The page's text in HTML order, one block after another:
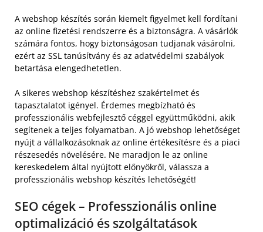
A webshop készítés során kiemelt figyelmet kell fordítani
az online fizetési rendszerre és a biztonságra. A vásárlók
számára fontos, hogy biztonságosan tudjanak vásárolni,
ezért az SSL tanúsítvány és az adatvédelmi szabályok
betartása elengedhetetlen.
A sikeres webshop készítéshez szakértelmet és
tapasztalatot igényel. Érdemes megbízható és
professzionális webfejlesztő céggel együttműködni, akik
segítenek a teljes folyamatban. A jó webshop lehetőséget
nyújt a vállalkozásoknak az online értékesítésre és a piaci
részesedés növelésére. Ne maradjon le az online
kereskedelem által nyújtott előnyökről, válassza a
professzionális webshop készítés lehetőségét!
SEO cégek – Professzionális online
optimalizáció és szolgáltatások